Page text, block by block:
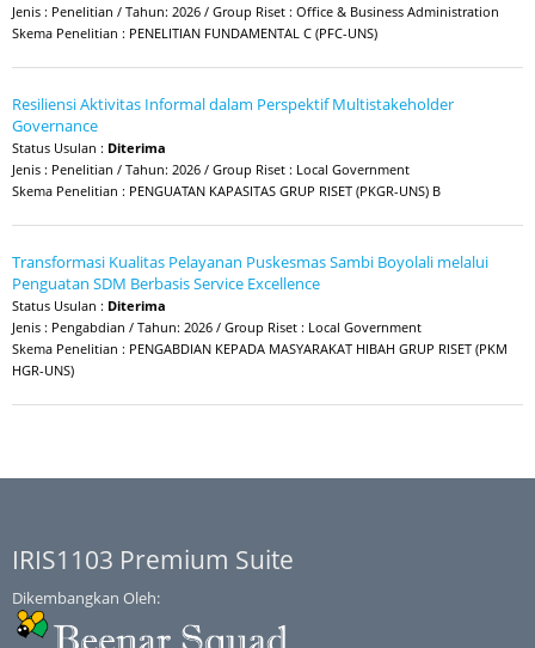
Jenis : Penelitian / Tahun: 2026 / Group Riset : Office & Business Administration
Skema Penelitian : PENELITIAN FUNDAMENTAL C (PFC-UNS)
Resiliensi Aktivitas Informal dalam Perspektif Multistakeholder
Governance
Status Usulan : Diterima
Jenis : Penelitian / Tahun: 2026 / Group Riset : Local Government
Skema Penelitian : PENGUATAN KAPASITAS GRUP RISET (PKGR-UNS) B
Transformasi Kualitas Pelayanan Puskesmas Sambi Boyolali melalui
Penguatan SDM Berbasis Service Excellence
Status Usulan : Diterima
Jenis : Pengabdian / Tahun: 2026 / Group Riset : Local Government
Skema Penelitian : PENGABDIAN KEPADA MASYARAKAT HIBAH GRUP RISET (PKM
HGR-UNS)
IRIS1103 Premium Suite
Dikembangkan Oleh: